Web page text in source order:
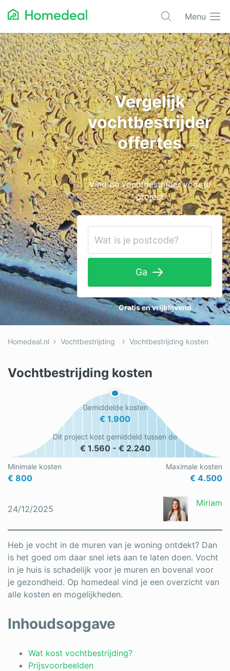
Menu
Populaire projecten
Asbest verwijderen
Dakbedekking
Dakkapel
Glas
Isolatie
Kozijnen
Laadpalen
Schilderwerk
Tuinaanleg
Ventilatie
Warmtepomp
Wellness
Zonnepanelen
Overige projecten
Vergelijk
vochtbestrijder
offertes
Vind dé vochtbestrijder voor je
project
Ga
Gratis en vrijblijvend
Homedeal.nl Vochtbestrijding Vochtbestrijding kosten
Vochtbestrijding kosten
Minimale kosten
€ 800
Gemiddelde kosten
€ 1.900
Maximale kosten
€ 4.500
Dit project kost gemiddeld tussen de
€ 1.560 - € 2.240
24/12/2025
Miriam
Heb je vocht in de muren van je woning ontdekt? Dan
is het goed om daar snel iets aan te laten doen. Vocht
in je huis is schadelijk voor je muren en bovenal voor
je gezondheid. Op homedeal vind je een overzicht van
alle kosten en mogelijkheden.
Inhoudsopgave
Wat kost vochtbestrijding?
Prijsvoorbeelden